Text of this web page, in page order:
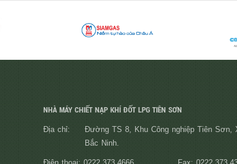
NHÀ MÁY CHIẾT NẠP KHÍ ĐỐT LPG TIÊN SƠN
Địa chỉ:
Đường TS 8, Khu Công nghiệp Tiên Sơn,
Bắc Ninh.